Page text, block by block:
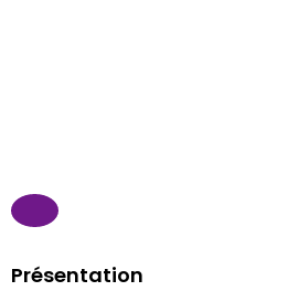
Présentation